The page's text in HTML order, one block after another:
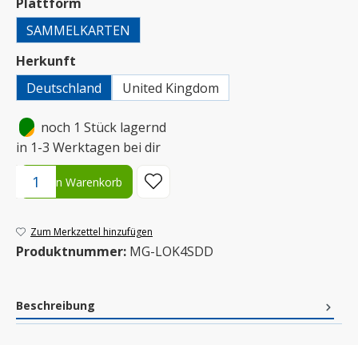
SAMMELKARTEN
Herkunft
Deutschland
United Kingdom
noch 1 Stück lagernd
in 1-3 Werktagen bei dir
Produkt Anzahl: Gib den gewünschten Wert ein oder benutze
In den Warenkorb
Zum Merkzettel hinzufügen
Produktnummer: MG-LOK4SDD
Beschreibung